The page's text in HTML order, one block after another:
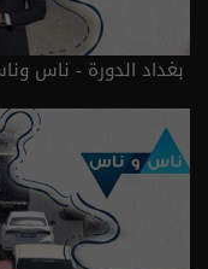
بغداد الدورة - ناس وناس م٩ - الحلقة ٨٥ | الموسم 9